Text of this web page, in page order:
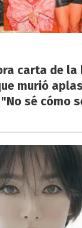
carta de la
murió
sé cómo